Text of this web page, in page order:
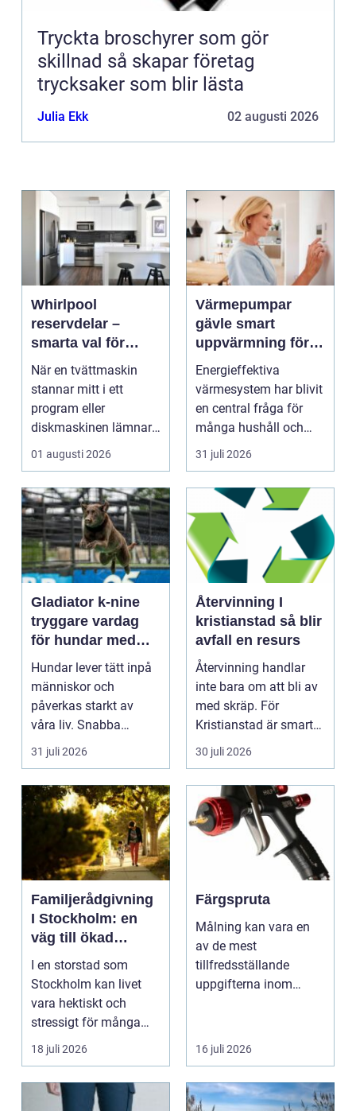
Tryckta broschyrer som gör
skillnad så skapar företag
trycksaker som blir lästa
Julia Ekk 02 augusti 2026
Whirlpool
reservdelar –
smarta val för
längre livslängd på
vitvaror
När en tvättmaskin
stannar mitt i ett
program eller
diskmaskinen lämnar
disken smutsi...
01 augusti 2026
Värmepumpar
gävle smart
uppvärmning för
hus och företag
Energieffektiva
värmesystem har blivit
en central fråga för
många hushåll och
fastighetsägare i
Gävl...
31 juli 2026
Gladiator k-nine
tryggare vardag
för hundar med
stress och oro
Hundar lever tätt inpå
människor och
påverkas starkt av
våra liv. Snabba
förändringar, höga ljud,
en...
31 juli 2026
Återvinning I
kristianstad så blir
avfall en resurs
Återvinning handlar
inte bara om att bli av
med skräp. För
Kristianstad är smart
avfallshantering en...
30 juli 2026
Familjerådgivning
I Stockholm: en
väg till ökad
harmoni och
förståelse
I en storstad som
Stockholm kan livet
vara hektiskt och
stressigt för många
familjer. Kon...
18 juli 2026
Färgspruta
Målning kan vara en
av de mest
tillfredsställande
uppgifterna inom
16 juli 2026